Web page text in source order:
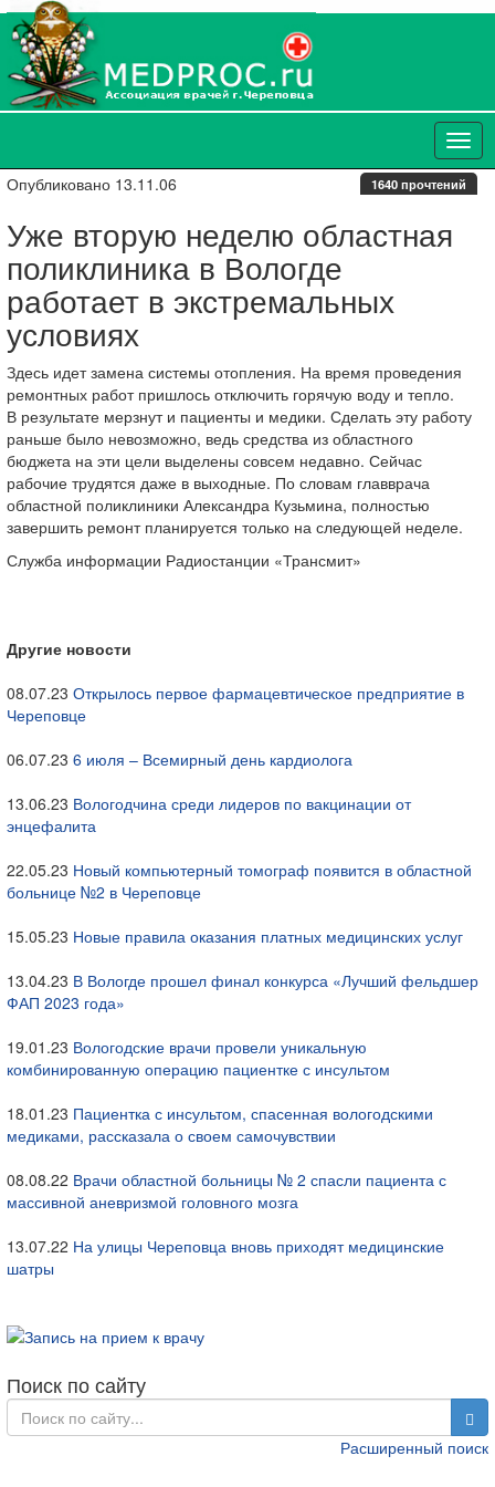
Опубликовано 13.11.06 1640 прочтений
Уже вторую неделю областная
поликлиника в Вологде
работает в экстремальных
условиях
Здесь идет замена системы отопления. На время проведения
ремонтных работ пришлось отключить горячую воду и тепло.
В результате мерзнут и пациенты и медики. Сделать эту работу
раньше было невозможно, ведь средства из областного
бюджета на эти цели выделены совсем недавно. Сейчас
рабочие трудятся даже в выходные. По словам главврача
областной поликлиники Александра Кузьмина, полностью
завершить ремонт планируется только на следующей неделе.
Служба информации Радиостанции «Трансмит»
Другие новости
08.07.23 Открылось первое фармацевтическое предприятие в
Череповце
06.07.23 6 июля – Всемирный день кардиолога
13.06.23 Вологодчина среди лидеров по вакцинации от
энцефалита
22.05.23 Новый компьютерный томограф появится в областной
больнице №2 в Череповце
15.05.23 Новые правила оказания платных медицинских услуг
13.04.23 В Вологде прошел финал конкурса «Лучший фельдшер
ФАП 2023 года»
19.01.23 Вологодские врачи провели уникальную
комбинированную операцию пациентке с инсультом
18.01.23 Пациентка с инсультом, спасенная вологодскими
медиками, рассказала о своем самочувствии
08.08.22 Врачи областной больницы № 2 спасли пациента с
массивной аневризмой головного мозга
13.07.22 На улицы Череповца вновь приходят медицинские
шатры
Поиск по сайту
Расширенный поиск